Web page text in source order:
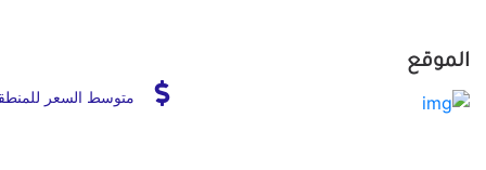
الموقع
متوسط السعر